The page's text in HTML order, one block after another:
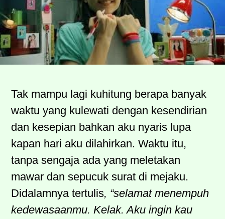
Tak mampu lagi kuhitung berapa banyak
waktu yang kulewati dengan kesendirian
dan kesepian bahkan aku nyaris lupa
kapan hari aku dilahirkan. Waktu itu,
tanpa sengaja ada yang meletakan
mawar dan sepucuk surat di mejaku.
Didalamnya tertulis, “selamat menempuh
kedewasaanmu. Kelak. Aku ingin kau